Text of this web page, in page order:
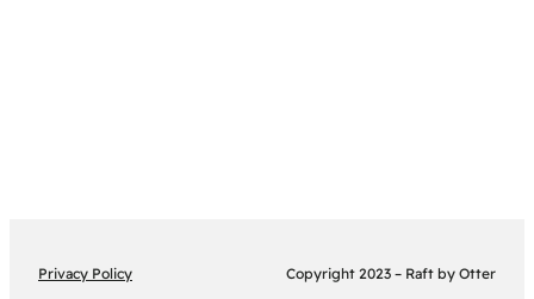
Copyright 2023 – Raft by Otter
Privacy Policy